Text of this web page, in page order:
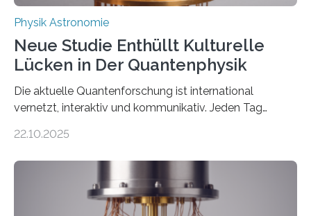
Physik Astronomie
Neue Studie Enthüllt Kulturelle
Lücken in Der Quantenphysik
Die aktuelle Quantenforschung ist international
vernetzt, interaktiv und kommunikativ. Jeden Tag
oft von Autor*innen, die eng zusammenarbeiten. Neue
werden schnell weiterentwickelt. Dies ist der Alltag in
der Forschung der Quantentheorie, die dieses Jahr 100
22.10.2025